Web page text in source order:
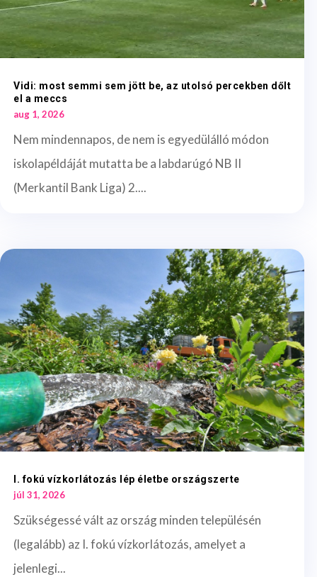
Vidi: most semmi sem jött be, az utolsó percekben dőlt
el a meccs
aug 1, 2026
Nem mindennapos, de nem is egyedülálló módon
iskolapéldáját mutatta be a labdarúgó NB II
(Merkantil Bank Liga) 2....
I. fokú vízkorlátozás lép életbe országszerte
júl 31, 2026
Szükségessé vált az ország minden településén
(legalább) az I. fokú vízkorlátozás, amelyet a
jelenlegi...